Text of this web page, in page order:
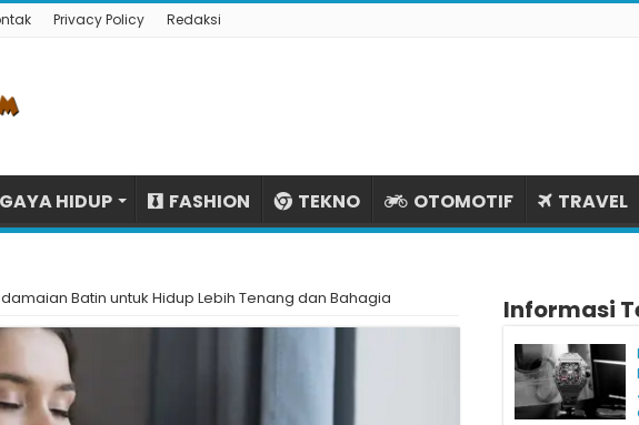
Privacy Policy Redaksi
GAYA HIDUP FASHION TEKNO OTOMOTIF TRAVEL
Batin untuk Hidup Lebih Tenang dan Bahagia Informasi